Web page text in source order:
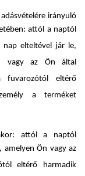
irányuló
attól a naptól
elteltével jár le,
vagy az Ön által
fuvarozótól eltérő
a terméket
attól a naptól
Ön vagy az
eltérő harmadik